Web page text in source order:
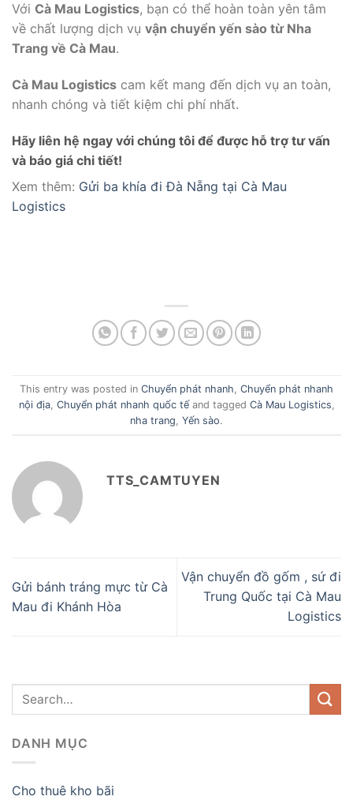
Với Cà Mau Logistics, bạn có thể hoàn toàn yên tâm
về chất lượng dịch vụ vận chuyển yến sào từ Nha
Trang về Cà Mau.
Cà Mau Logistics cam kết mang đến dịch vụ an toàn,
nhanh chóng và tiết kiệm chi phí nhất.
Hãy liên hệ ngay với chúng tôi để được hỗ trợ tư vấn
và báo giá chi tiết!
Xem thêm: Gửi ba khía đi Đà Nẵng tại Cà Mau
Logistics
This entry was posted in Chuyển phát nhanh Chuyển phát nhanh
nội địa, Chuyển phát nhanh quốc tếand tagged Cà Mau Logistics
nha trang Yến sào.
TTS_CAMTUYEN
Gửi bánh tráng mực từ Cà
Mau đi Khánh Hòa
Vận chuyển đồ gốm , sứ đi
Trung Quốc tại Cà Mau
Logistics
DANH MỤC
Cho thuê kho bãi